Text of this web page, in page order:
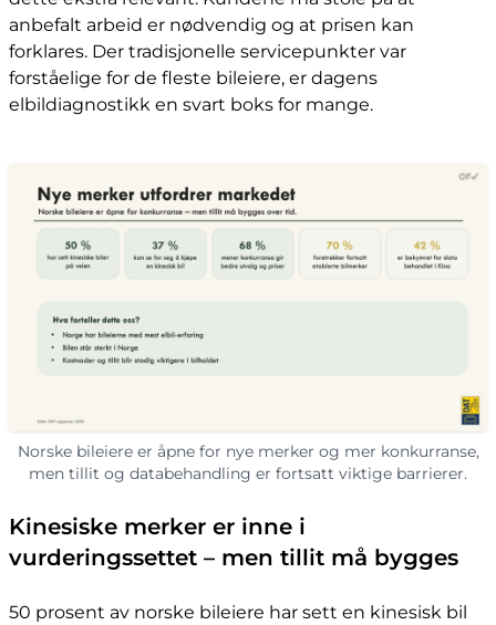
anbefalt arbeid er nødvendig og at prisen kan
forklares. Der tradisjonelle servicepunkter var
forståelige for de fleste bileiere, er dagens
elbildiagnostikk en svart boks for mange.
Norske bileiere er åpne for nye merker og mer konkurranse,
men tillit og databehandling er fortsatt viktige barrierer.
Kinesiske merker er inne i
vurderingssettet – men tillit må bygges
50 prosent av norske bileiere har sett en kinesisk bil